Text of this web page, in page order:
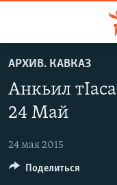
упрощенного
доступа
содержанию
Вернутся
ПОДКАСТЫ
АВТОРСКИЕ
ЦИТАТЫ СВОБОДЫ
МНЕНИЯ
АРХИВ. КАВКАЗ
Анкьил
24 Май
24 мая 2015
Поделиться